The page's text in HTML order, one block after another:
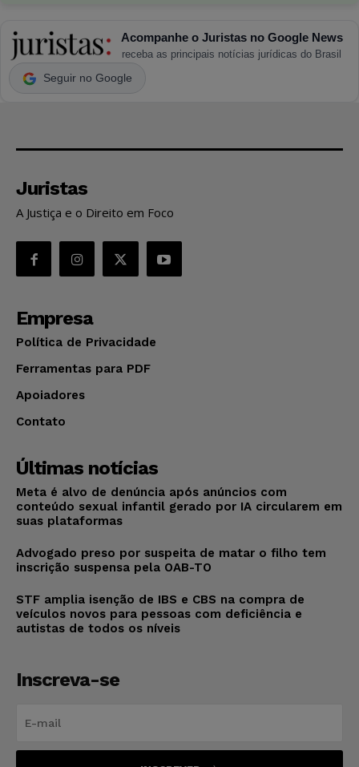
Acompanhe o Juristas no Google News
receba as principais notícias jurídicas do Brasil
Seguir no Google
Juristas
A Justiça e o Direito em Foco
Empresa
Política de Privacidade
Ferramentas para PDF
Apoiadores
Contato
Últimas notícias
Meta é alvo de denúncia após anúncios com
conteúdo sexual infantil gerado por IA circularem em
suas plataformas
Advogado preso por suspeita de matar o filho tem
inscrição suspensa pela OAB-TO
STF amplia isenção de IBS e CBS na compra de
veículos novos para pessoas com deficiência e
autistas de todos os níveis
Inscreva-se